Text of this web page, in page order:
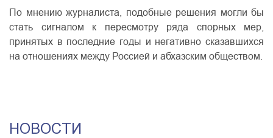
По мнению журналиста, подобные решения могли бы
стать сигналом к пересмотру ряда спорных мер,
принятых в последние годы и негативно сказавшихся
на отношениях между Россией и абхазским обществом.
НОВОСТИ